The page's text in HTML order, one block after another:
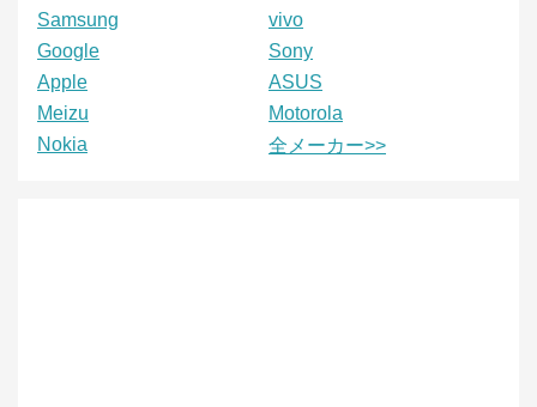
Samsung
vivo
Google
Sony
Apple
ASUS
Meizu
Motorola
Nokia
全メーカー>>